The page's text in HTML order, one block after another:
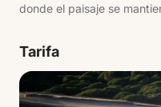
donde el paisaje se
Tarifa